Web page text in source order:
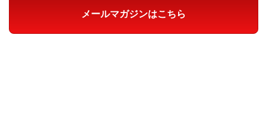
メールマガジンはこちら